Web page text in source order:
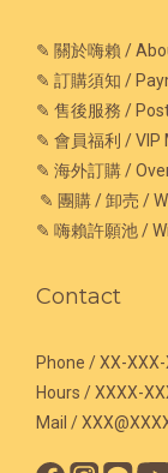
✎ 關於嗨賴 /
✎ 訂購須知 /
✎ 售後服務 /
✎ 會員福利 / VIP
✎ 海外訂購 /
✎ 團購 / 卸売 /
✎ 嗨賴許願池 /
Contact
Phone / XX-
Hours / XXXX-
Mail /